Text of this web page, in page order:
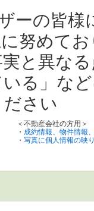
ーの皆
努めて
と異な
る」な
さい
＜不動産会社の方用＞
・ 成約情報、物件情報
・ 写真に個人情報の映